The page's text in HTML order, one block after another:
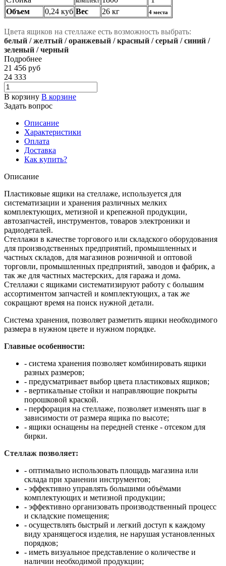
Объем
0,24 куб Вес 26 кг 4 места
Цвета ящиков на стеллаже есть возможность выбрать:
белый / желтый / оранжевый / красный / серый / синий /
зеленый / черный
Подробнее
21 456 руб
24 333
В корзину В корзине
Задать вопрос
Описание
Характеристики
Оплата
Доставка
Как купить?
Описание
Пластиковые ящики на стеллаже, используется для
систематизации и хранения различных мелких
комплектующих, метизной и крепежной продукции,
автозапчастей, инструментов, товаров электроники и
радиодеталей.
Стеллажи в качестве торгового или складского оборудования
для производственных предприятий, промышленных и
частных складов, для магазинов розничной и оптовой
торговли, промышленных предприятий, заводов и фабрик, а
так же для частных мастерских, для гаража и дома.
Стеллажи с ящиками систематизируют работу с большим
ассортиментом запчастей и комплектующих, а так же
сокращают время на поиск нужной детали.
Система хранения, позволяет разметить ящики необходимого
размера в нужном цвете и нужном порядке.
Главные особенности:
- система хранения позволяет комбинировать ящики
разных размеров;
- предусматривает выбор цвета пластиковых ящиков;
- вертикальные стойки и направляющие покрыты
порошковой краской.
- перфорация на стеллаже, позволяет изменять шаг в
зависимости от размера ящика по высоте;
- ящики оснащены на передней стенке - отсеком для
бирки.
Стеллаж позволяет:
- оптимально использовать площадь магазина или
склада при хранении инструментов;
- эффективно управлять большими объёмами
комплектующих и метизной продукции;
- эффективно организовать производственный процесс
и складские помещения;
- осуществлять быстрый и легкий доступ к каждому
виду хранящегося изделия, не нарушая установленных
порядков;
- иметь визуальное представление о количестве и
наличии необходимой продукции;